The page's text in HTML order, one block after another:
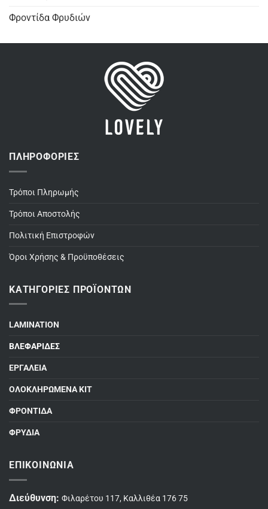
Φροντίδα Φρυδιών
ΠΛΗΡΟΦΟΡΊΕΣ
Τρόποι Πληρωμής
Τρόποι Αποστολής
Πολιτική Επιστροφών
Όροι Χρήσης & Προϋποθέσεις
ΚΑΤΗΓΟΡΊΕΣ ΠΡΟΪΌΝΤΩΝ
LAMINATION
ΒΛΕΦΑΡΙΔΕΣ
ΕΡΓΑΛΕΙΑ
ΟΛΟΚΛΗΡΩΜΕΝΑ ΚΙΤ
ΦΡΟΝΤΙΔΑ
ΦΡΥΔΙΑ
ΕΠΙΚΟΙΝΩΝΊΑ
Διεύθυνση: Φιλαρέτου 117, Καλλιθέα 176 75